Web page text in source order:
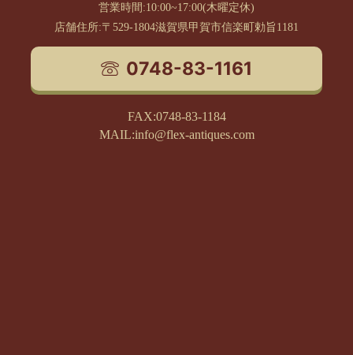
営業時間:10:00~17:00(木曜定休)
店舗住所:〒529-1804滋賀県甲賀市信楽町勅旨1181
0748-83-1161
FAX:0748-83-1184
MAIL:info@flex-antiques.com